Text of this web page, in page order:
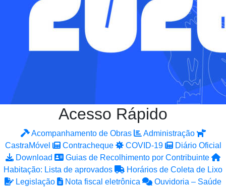
Acesso Rápido
Acompanhamento de Obras
Administração
CastraMóvel
Contracheque COVID-19
Diário Oficial
Download
Guias de Recolhimento por Contribuinte
Habitação: Lista de aprovados
Horários de Coleta de Lixo
Legislação
Nota fiscal eletrônica Ouvidoria – Saúde